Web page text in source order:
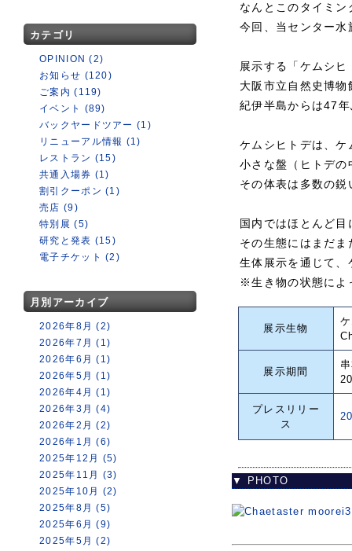
カテゴリ
OPINION (2)
お知らせ (120)
ご案内 (119)
イベント (89)
バックヤードツアー (1)
リニューアル情報 (1)
レストラン (15)
共通入場券 (1)
割引クーポン (1)
売店 (9)
特別展 (5)
研究と発表 (15)
電子チケット (2)
月別アーカイブ
2026年8月 (2)
2026年7月 (1)
2026年6月 (1)
2026年5月 (1)
2026年4月 (1)
2026年3月 (4)
2026年2月 (2)
2026年1月 (6)
2025年12月 (5)
2025年11月 (3)
2025年10月 (2)
2025年8月 (5)
2025年6月 (9)
2025年5月 (2)
なんとこのタイミ
今回、当センター水
展示する「ケムシ
大阪市立自然史博
紀伊半島からは47
ケムシヒトデは、
小さな盤（ヒトデ
その体表は多数の
国内ではほとんど
その生態にはまだ
生体展示を通じて
※生き物の状態によ
展示生物
展示期間
プレスリリー
ス
▼ PHOTO